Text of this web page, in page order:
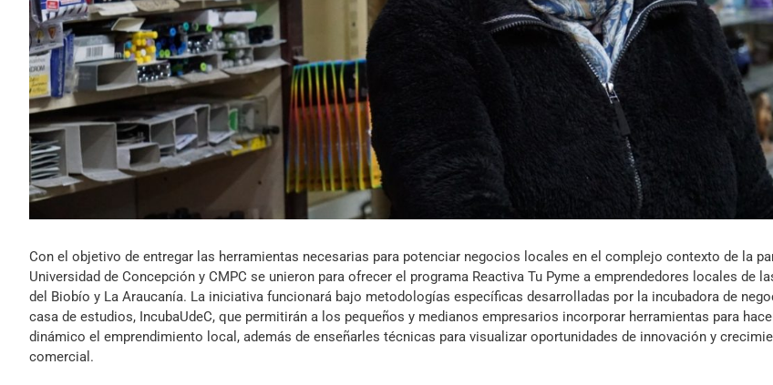
Con el objetivo de entregar las herramientas necesarias para potenciar negocios locales en el complejo contexto de la
Universidad de Concepción y CMPC se unieron para ofrecer el programa Reactiva Tu Pyme a emprendedores locales de
del Biobío y La Araucanía. La iniciativa funcionará bajo metodologías específicas desarrolladas por la incubadora de
casa de estudios, IncubaUdeC, que permitirán a los pequeños y medianos empresarios incorporar herramientas para
dinámico el emprendimiento local, además de enseñarles técnicas para visualizar oportunidades de innovación y
comercial.